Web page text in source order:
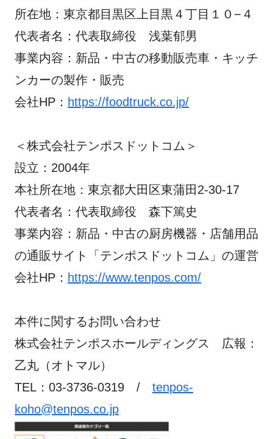
所在地：東京都目黒区上目黒４丁目１０−４
代表者名：代表取締役 浅葉郁男
事業内容：新品・中古の移動販売車・キッチ
ンカーの製作・販売
会社HP： https://foodtruck.co.jp/
＜株式会社テンポスドットコム＞
設立：2004年
本社所在地：東京都大田区東蒲田2-30-17
代表者名：代表取締役 森下篤史
事業内容：新品・中古の厨房機器・店舗用品
の通販サイト「テンポスドットコム」の運営
会社HP： https://www.tenpos.com/
本件に関するお問い合わせ
株式会社テンポスホールディングス 広報：
乙丸（オトマル）
TEL：03-3736-0319 / tenpos-
koho@tenpos.co.jp